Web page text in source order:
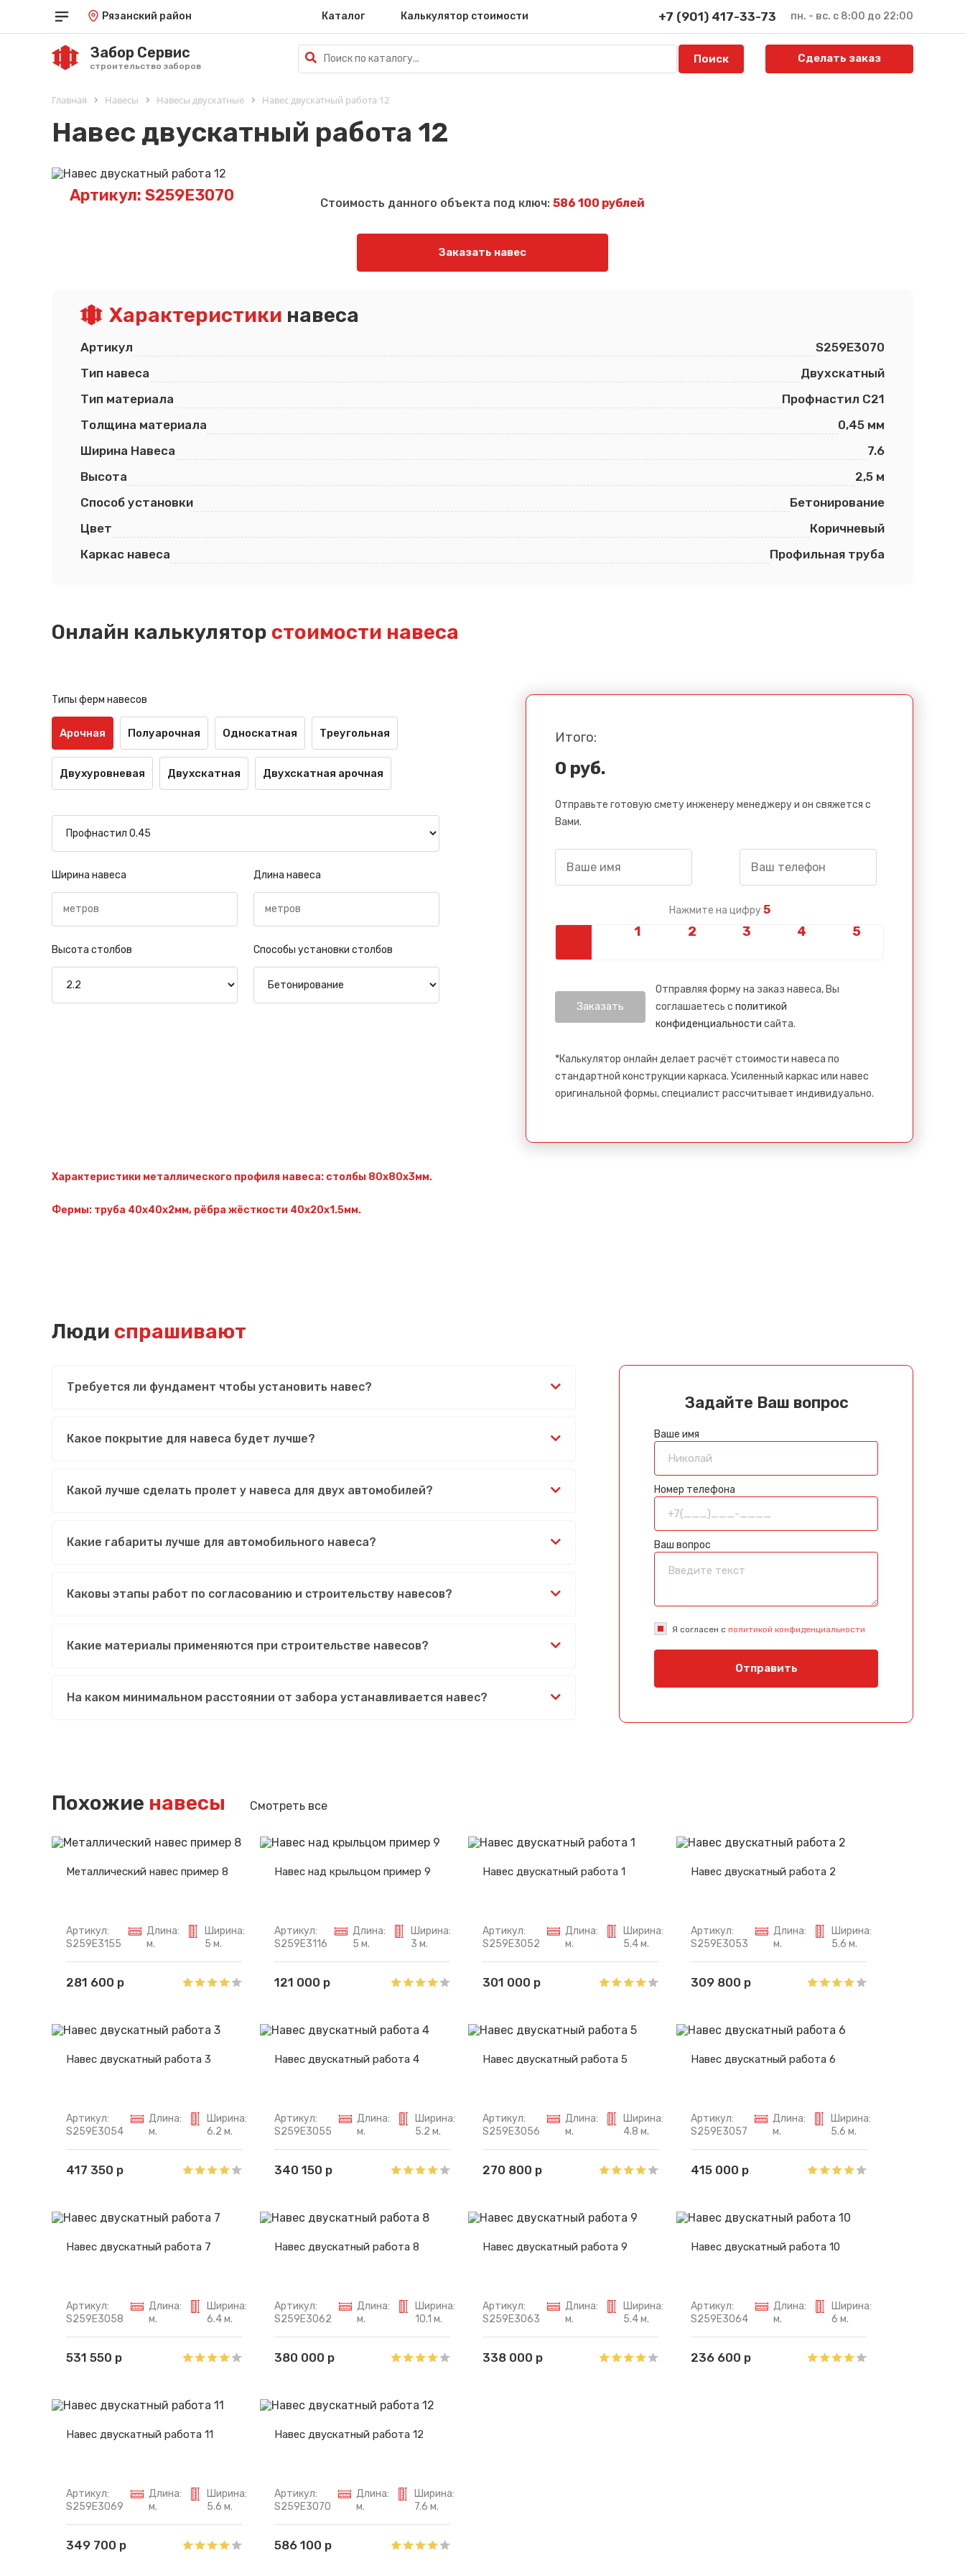
Рязанский район Каталог Калькулятор стоимости +7 (901) 417-33-73 пн. - вс. с 8:00 до 22:00
Забор Сервис
строительство заборов
Сделать заказ
Главная Навесы Навесы двускатные Навес двускатный работа 12
Навес двускатный работа 12
Артикул: S259E3070 Стоимость данного объекта под ключ: 586 100 рублей
Заказать навес
Характеристики навеса
Артикул
S259E3070
Тип навеса
Двухскатный
Тип материала
Профнастил С21
Толщина материала
0,45 мм
Ширина Навеса
7.6
Высота
2,5 м
Способ установки
Бетонирование
Цвет
Коричневый
Каркас навеса
Профильная труба
Онлайн калькулятор стоимости навеса
Типы ферм навесов
Арочная Полуарочная Односкатная Треугольная
Двухуровневая Двухскатная Двухскатная арочная
Ширина навеса Длина навеса
Высота столбов Способы установки столбов
Итого:
0 руб.
Отправьте готовую смету инженеру менеджеру и он свяжется с
Вами.
Нажмите на цифру 5
Отправляя форму на заказ навеса, Вы
соглашаетесь с политикой
конфиденциальности сайта.
*Калькулятор онлайн делает расчёт стоимости навеса по
стандартной конструкции каркаса. Усиленный каркас или навес
оригинальной формы, специалист рассчитывает индивидуально.
Характеристики металлического профиля навеса: столбы 80х80х3мм.
Фермы: труба 40х40х2мм, рёбра жёсткости 40х20х1.5мм.
Люди спрашивают
Требуется ли фундамент чтобы установить навес?
Какое покрытие для навеса будет лучше?
Какой лучше сделать пролет у навеса для двух автомобилей?
Какие габариты лучше для автомобильного навеса?
Каковы этапы работ по согласованию и строительству навесов?
Какие материалы применяются при строительстве навесов?
На каком минимальном расстоянии от забора устанавливается навес?
Задайте Ваш вопрос
Ваше имя
Номер телефона
Ваш вопрос
Я согласен с политикой конфиденциальности
Отправить
Похожие навесы Смотреть все
Металлический навес пример 8
Артикул:
S259E3155
Длина:
м.
Ширина:
5 м.
281 600 р
Навес над крыльцом пример 9
Артикул:
S259E3116
Длина:
5 м.
Ширина:
3 м.
121 000 р
Навес двускатный работа 1
Артикул:
S259E3052
Длина:
м.
Ширина:
5.4 м.
301 000 р
Навес двускатный работа 2
Артикул:
S259E3053
Длина:
м.
Ширина:
5.6 м.
309 800 р
Навес двускатный работа 3
Артикул:
S259E3054
Длина:
м.
Ширина:
6.2 м.
417 350 р
Навес двускатный работа 4
Артикул:
S259E3055
Длина:
м.
Ширина:
5.2 м.
340 150 р
Навес двускатный работа 5
Артикул:
S259E3056
Длина:
м.
Ширина:
4.8 м.
270 800 р
Навес двускатный работа 6
Артикул:
S259E3057
Длина:
м.
Ширина:
5.6 м.
415 000 р
Навес двускатный работа 7
Артикул:
S259E3058
Длина:
м.
Ширина:
6.4 м.
531 550 р
Навес двускатный работа 8
Артикул:
S259E3062
Длина:
м.
Ширина:
10.1 м.
380 000 р
Навес двускатный работа 9
Артикул:
S259E3063
Длина:
м.
Ширина:
5.4 м.
338 000 р
Навес двускатный работа 10
Артикул:
S259E3064
Длина:
м.
Ширина:
6 м.
236 600 р
Навес двускатный работа 11
Артикул:
S259E3069
Длина:
м.
Ширина:
5.6 м.
349 700 р
Навес двускатный работа 12
Артикул:
S259E3070
Длина:
м.
Ширина:
7.6 м.
586 100 р
Сообщение успешно отправлено